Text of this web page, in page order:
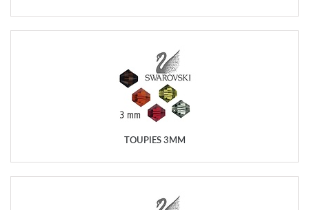
TOUPIES 3MM